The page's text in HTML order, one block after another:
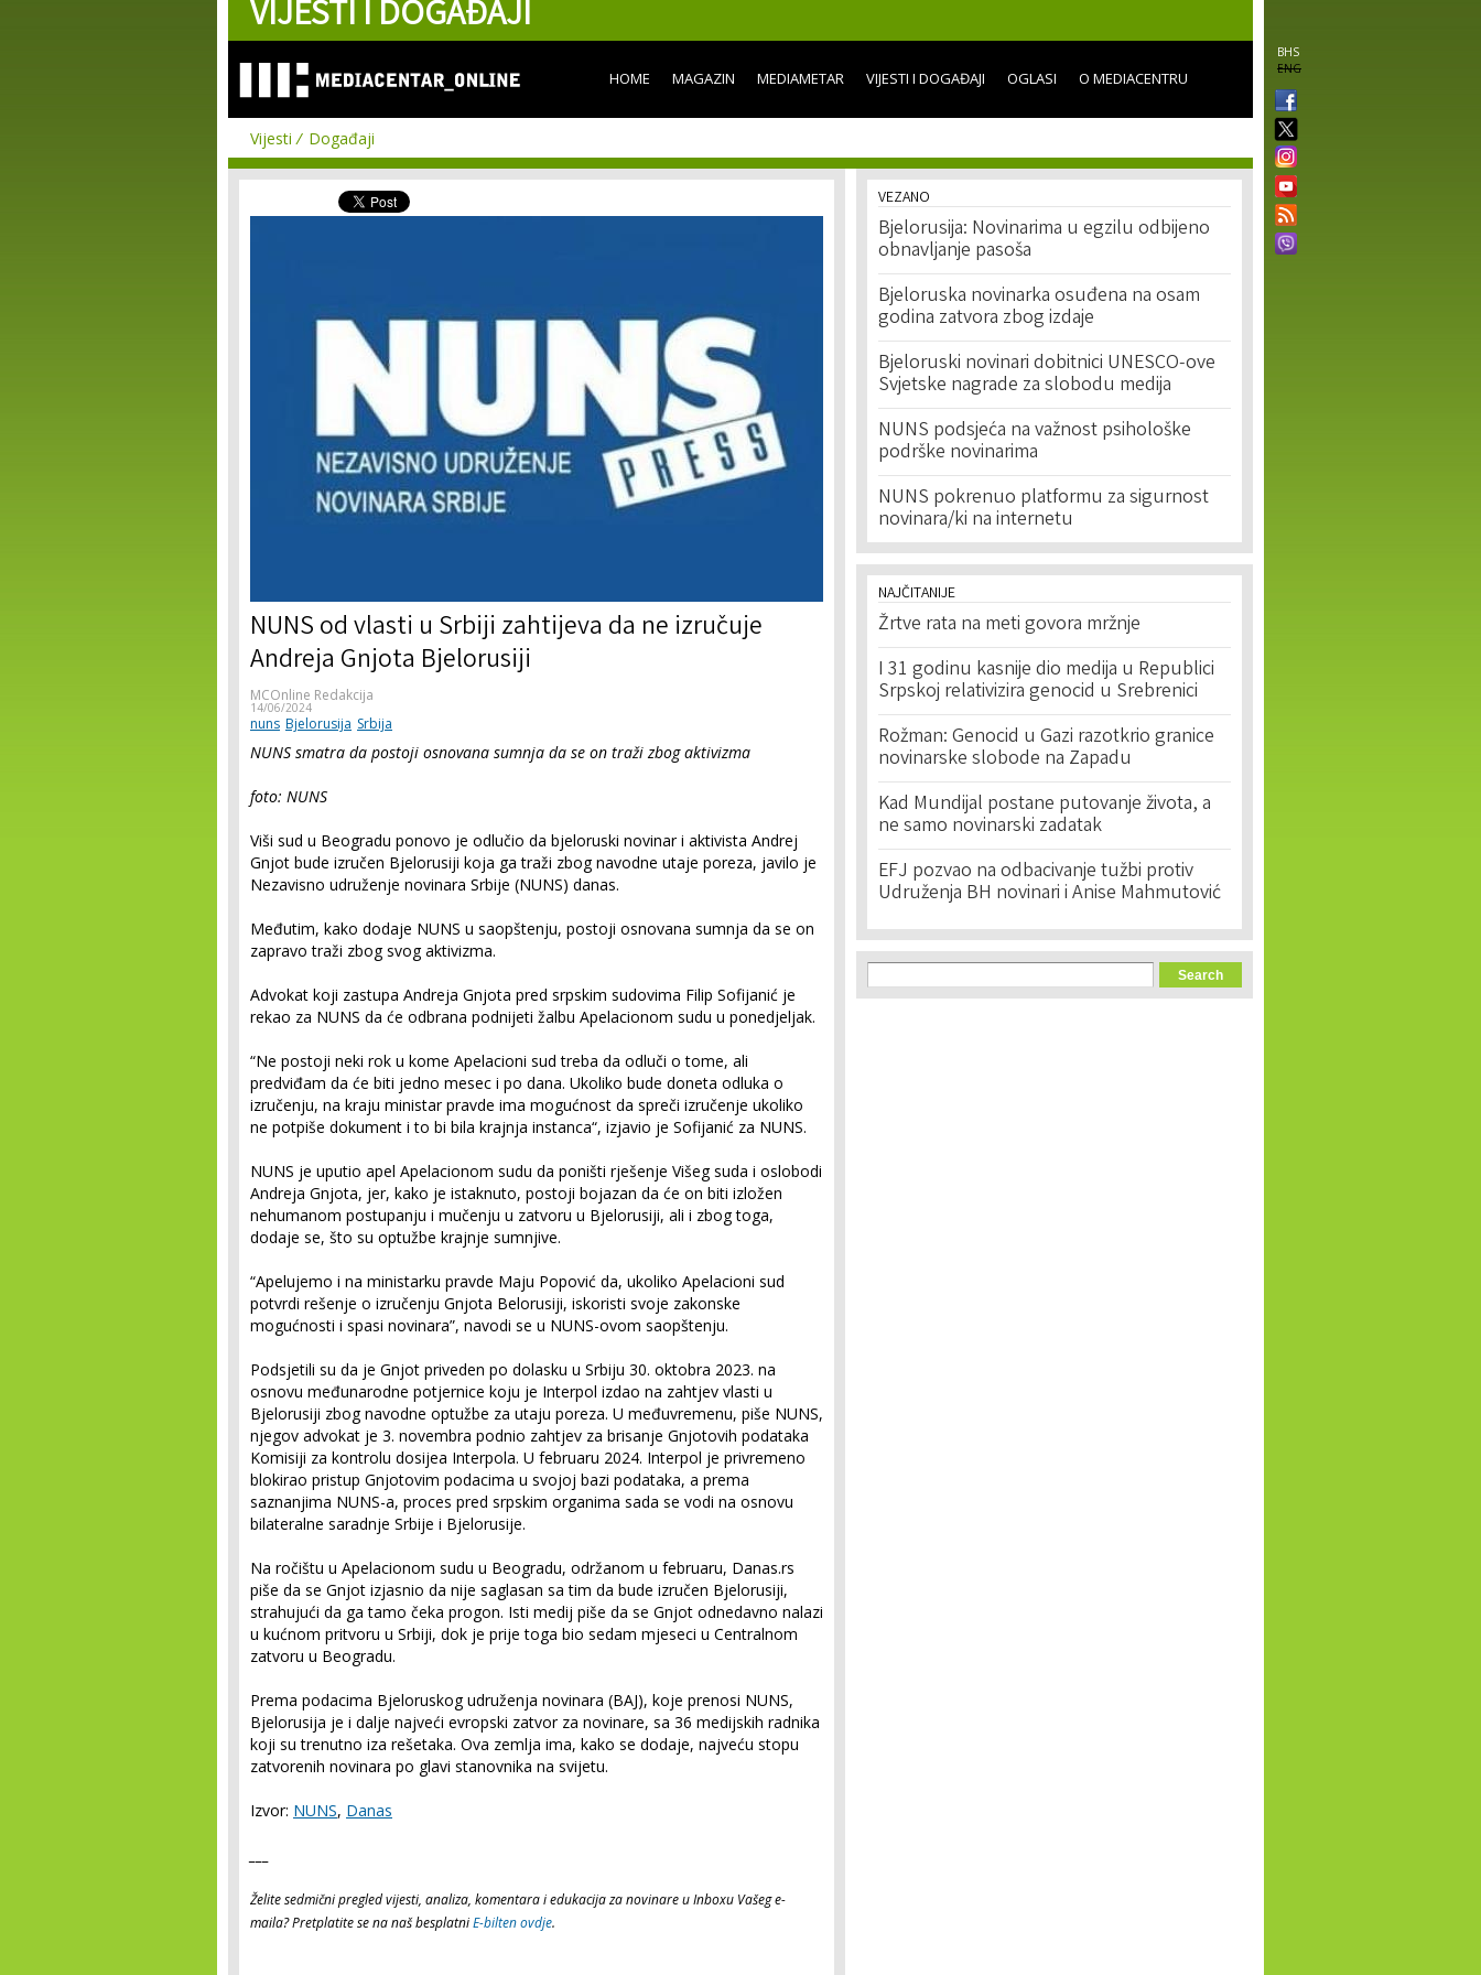
content
VIJESTI I DOGAĐAJI
BHS
ENG
HOME MAGAZIN MEDIAMETAR VIJESTI I DOGAĐAJI OGLASI O MEDIACENTRU
Vijesti Događaji
NUNS od vlasti u Srbiji zahtijeva da ne izručuje
Andreja Gnjota Bjelorusiji
MCOnline Redakcija
14/06/2024
nuns Bjelorusija Srbija
NUNS smatra da postoji osnovana sumnja da se on traži zbog aktivizma
foto: NUNS
Viši sud u Beogradu ponovo je odlučio da bjeloruski novinar i aktivista Andrej
Gnjot bude izručen Bjelorusiji koja ga traži zbog navodne utaje poreza, javilo je
Nezavisno udruženje novinara Srbije (NUNS) danas.
Međutim, kako dodaje NUNS u saopštenju, postoji osnovana sumnja da se on
zapravo traži zbog svog aktivizma.
Advokat koji zastupa Andreja Gnjota pred srpskim sudovima Filip Sofijanić je
rekao za NUNS da će odbrana podnijeti žalbu Apelacionom sudu u ponedjeljak.
“Ne postoji neki rok u kome Apelacioni sud treba da odluči o tome, ali
predviđam da će biti jedno mesec i po dana. Ukoliko bude doneta odluka o
izručenju, na kraju ministar pravde ima mogućnost da spreči izručenje ukoliko
ne potpiše dokument i to bi bila krajnja instanca“, izjavio je Sofijanić za NUNS.
NUNS je uputio apel Apelacionom sudu da poništi rješenje Višeg suda i oslobodi
Andreja Gnjota, jer, kako je istaknuto, postoji bojazan da će on biti izložen
nehumanom postupanju i mučenju u zatvoru u Bjelorusiji, ali i zbog toga,
dodaje se, što su optužbe krajnje sumnjive.
“Apelujemo i na ministarku pravde Maju Popović da, ukoliko Apelacioni sud
potvrdi rešenje o izručenju Gnjota Belorusiji, iskoristi svoje zakonske
mogućnosti i spasi novinara”, navodi se u NUNS-ovom saopštenju.
Podsjetili su da je Gnjot priveden po dolasku u Srbiju 30. oktobra 2023. na
osnovu međunarodne potjernice koju je Interpol izdao na zahtjev vlasti u
Bjelorusiji zbog navodne optužbe za utaju poreza. U međuvremenu, piše NUNS,
njegov advokat je 3. novembra podnio zahtjev za brisanje Gnjotovih podataka
Komisiji za kontrolu dosijea Interpola. U februaru 2024. Interpol je privremeno
blokirao pristup Gnjotovim podacima u svojoj bazi podataka, a prema
saznanjima NUNS-a, proces pred srpskim organima sada se vodi na osnovu
bilateralne saradnje Srbije i Bjelorusije.
Na ročištu u Apelacionom sudu u Beogradu, održanom u februaru, Danas.rs
piše da se Gnjot izjasnio da nije saglasan sa tim da bude izručen Bjelorusiji,
strahujući da ga tamo čeka progon. Isti medij piše da se Gnjot odnedavno nalazi
u kućnom pritvoru u Srbiji, dok je prije toga bio sedam mjeseci u Centralnom
zatvoru u Beogradu.
Prema podacima Bjeloruskog udruženja novinara (BAJ), koje prenosi NUNS,
Bjelorusija je i dalje najveći evropski zatvor za novinare, sa 36 medijskih radnika
koji su trenutno iza rešetaka. Ova zemlja ima, kako se dodaje, najveću stopu
zatvorenih novinara po glavi stanovnika na svijetu.
Izvor: NUNS, Danas
Želite sedmični pregled vijesti, analiza, komentara i edukacija za novinare u Inboxu Vašeg e-
maila? Pretplatite se na naš besplatniE-bilten ovdje.
VEZANO
Bjelorusija: Novinarima u egzilu odbijeno
obnavljanje pasoša
Bjeloruska novinarka osuđena na osam
godina zatvora zbog izdaje
Bjeloruski novinari dobitnici UNESCO-ove
Svjetske nagrade za slobodu medija
NUNS podsjeća na važnost psihološke
podrške novinarima
NUNS pokrenuo platformu za sigurnost
novinara/ki na internetu
NAJČITANIJE
Žrtve rata na meti govora mržnje
I 31 godinu kasnije dio medija u Republici
Srpskoj relativizira genocid u Srebrenici
Rožman: Genocid u Gazi razotkrio granice
novinarske slobode na Zapadu
Kad Mundijal postane putovanje života, a
ne samo novinarski zadatak
EFJ pozvao na odbacivanje tužbi protiv
Udruženja BH novinari i Anise Mahmutović
Search form
Search